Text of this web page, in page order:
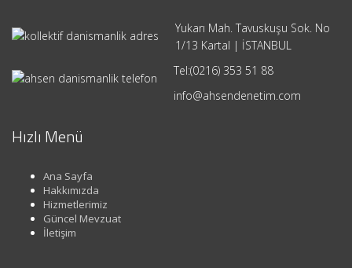
Yukarı Mah. Tavuskuşu Sok. No
1/13 Kartal | İSTANBUL
Tel:(0216) 353 51 88
info@ahsendenetim.com
Hızlı Menü
Ana Sayfa
Hakkımızda
Hizmetlerimiz
Güncel Mevzuat
İletişim